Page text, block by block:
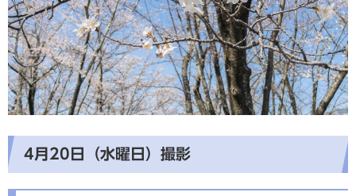
4月20日（水曜日）撮影